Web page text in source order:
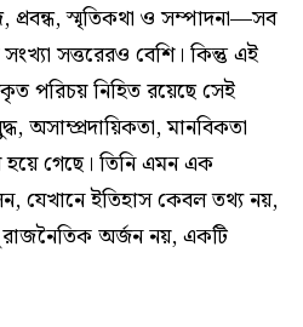
স্মৃতিকথা ও সম্পাদনা—সব
সংখ্যা সত্তরেরও বেশি। কিন্তু এই
পরিচয় নিহিত রয়েছে সেই
অসাম্প্রদায়িকতা, মানবিকতা
গেছে। তিনি এমন এক
যেখানে ইতিহাস কেবল তথ্য নয়,
রাজনৈতিক অর্জন নয়, একটি